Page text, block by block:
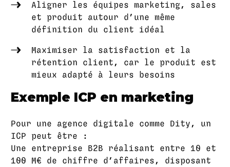
Aligner les équipes marketing, sales
et produit autour d’une même
définition du client idéal
Maximiser la satisfaction et la
rétention client, car le produit est
mieux adapté à leurs besoins
Exemple ICP en marketing
Pour une agence digitale comme Dity, un
ICP peut être :
Une entreprise B2B réalisant entre 10 et
100 M€ de chiffre d’affaires, disposant